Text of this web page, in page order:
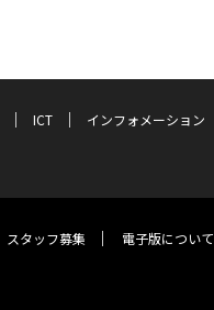
ICT
インフォメーション
スタッフ募集 電子版について